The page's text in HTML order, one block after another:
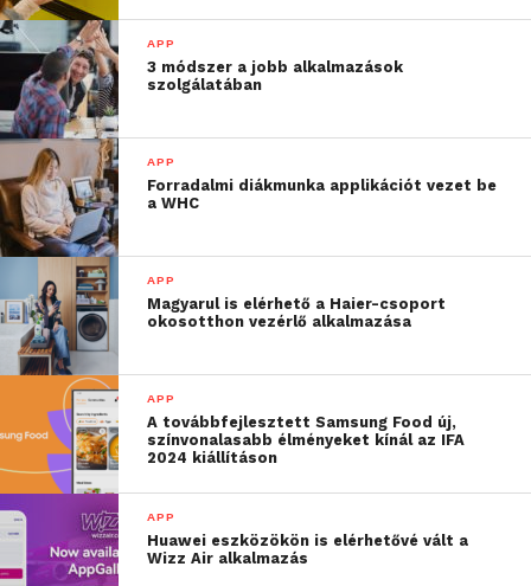
hazánkba érkező
menekültek számára.
Ezért hoztuk létre a
HelpHUB-ot, hogy
segítséget nyújtsunk
számukra a hosszabb
távú letelepedésben,
illetve a magyarországi
élet elindításában”
– részletezi a platform indulásának körülményeit és
céljaitNagy Gábor, a HelpHUB alapítója.
A gyűjtőoldal készítői folyamatosan monitorozzák
és töltik fel a HelpHUB felületére az elérhető
felajánlásokat, lehetőségeket és megoldásokat,
egyidejűleg pedig ellenőrzik a platform űrlapján
APP
3 módszer a jobb alkalmazások
szolgálatában
APP
Forradalmi diákmunka applikációt vezet be
a WHC
APP
Magyarul is elérhető a Haier-csoport
okosotthon vezérlő alkalmazása
APP
A továbbfejlesztett Samsung Food új,
színvonalasabb élményeket kínál az IFA
2024 kiállításon
APP
Huawei eszközökön is elérhetővé vált a
Wizz Air alkalmazás